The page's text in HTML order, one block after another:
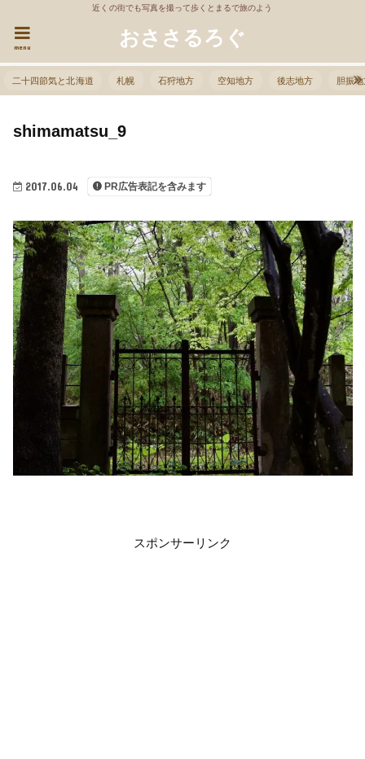
近くの街でも写真を撮って歩くとまるで旅のよう
おささるろぐ
menu
二十四節気と北海道 札幌 石狩地方 空知地方 後志地方 胆振
2017.06.04 PR広告表記を含みます
shimamatsu_9
スポンサーリンク